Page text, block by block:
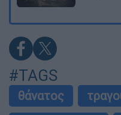
#TAGS
θάνατος